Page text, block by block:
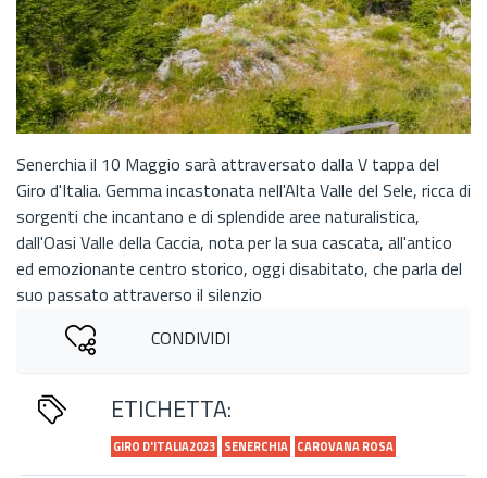
Senerchia il 10 Maggio sarà attraversato dalla V tappa del
Giro d'Italia. Gemma incastonata nell'Alta Valle del Sele, ricca di
sorgenti che incantano e di splendide aree naturalistica,
dall'Oasi Valle della Caccia, nota per la sua cascata, all'antico
ed emozionante centro storico, oggi disabitato, che parla del
suo passato attraverso il silenzio
CONDIVIDI
ETICHETTA:
GIRO D'ITALIA2023 SENERCHIA CAROVANA ROSA